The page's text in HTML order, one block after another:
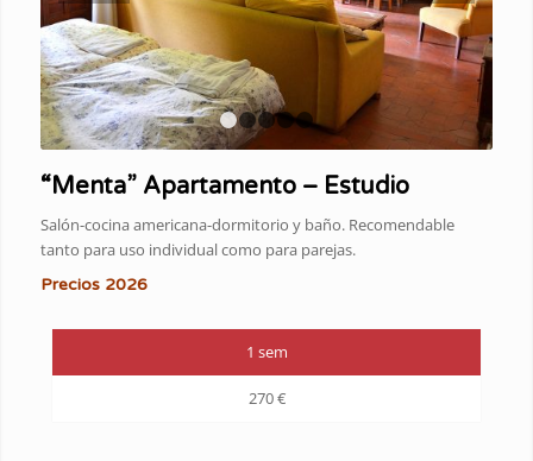
1 4
“Menta” Apartamento – Estudio
Salón-cocina americana-dormitorio y baño. Recomendable
tanto para uso individual como para parejas.
Precios 2026
1 sem
270 €